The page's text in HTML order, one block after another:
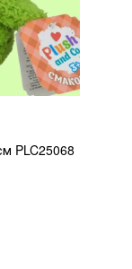
PLC25068